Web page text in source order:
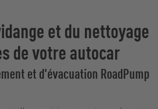
et du nettoyage
de votre autocar
et d'évacuation RoadPump